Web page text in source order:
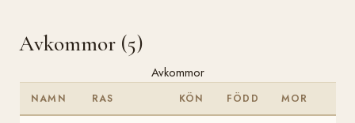
Avkommor (5)
Avkommor
NAMN RAS KÖN FÖDD MOR